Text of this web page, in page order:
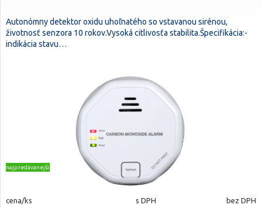
Autonómny detektor oxidu uhoľnatého so vstavanou sirénou,
životnosť senzora 10 rokov.Vysoká citlivosťa stabilita.Špecifikácia:-
indikácia stavu…
najpredávanejšie
cena/ks s DPH bez DPH